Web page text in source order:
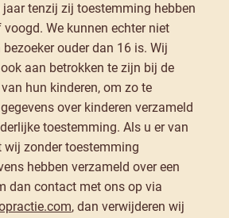
tenzij zij toestemming hebben
We kunnen echter niet
ouder dan 16 is. Wij
aan betrokken te zijn bij de
hun kinderen, om zo te
over kinderen verzameld
toestemming. Als u er van
wij zonder toestemming
hebben verzameld over een
dan contact met ons op via
, dan verwijderen wij